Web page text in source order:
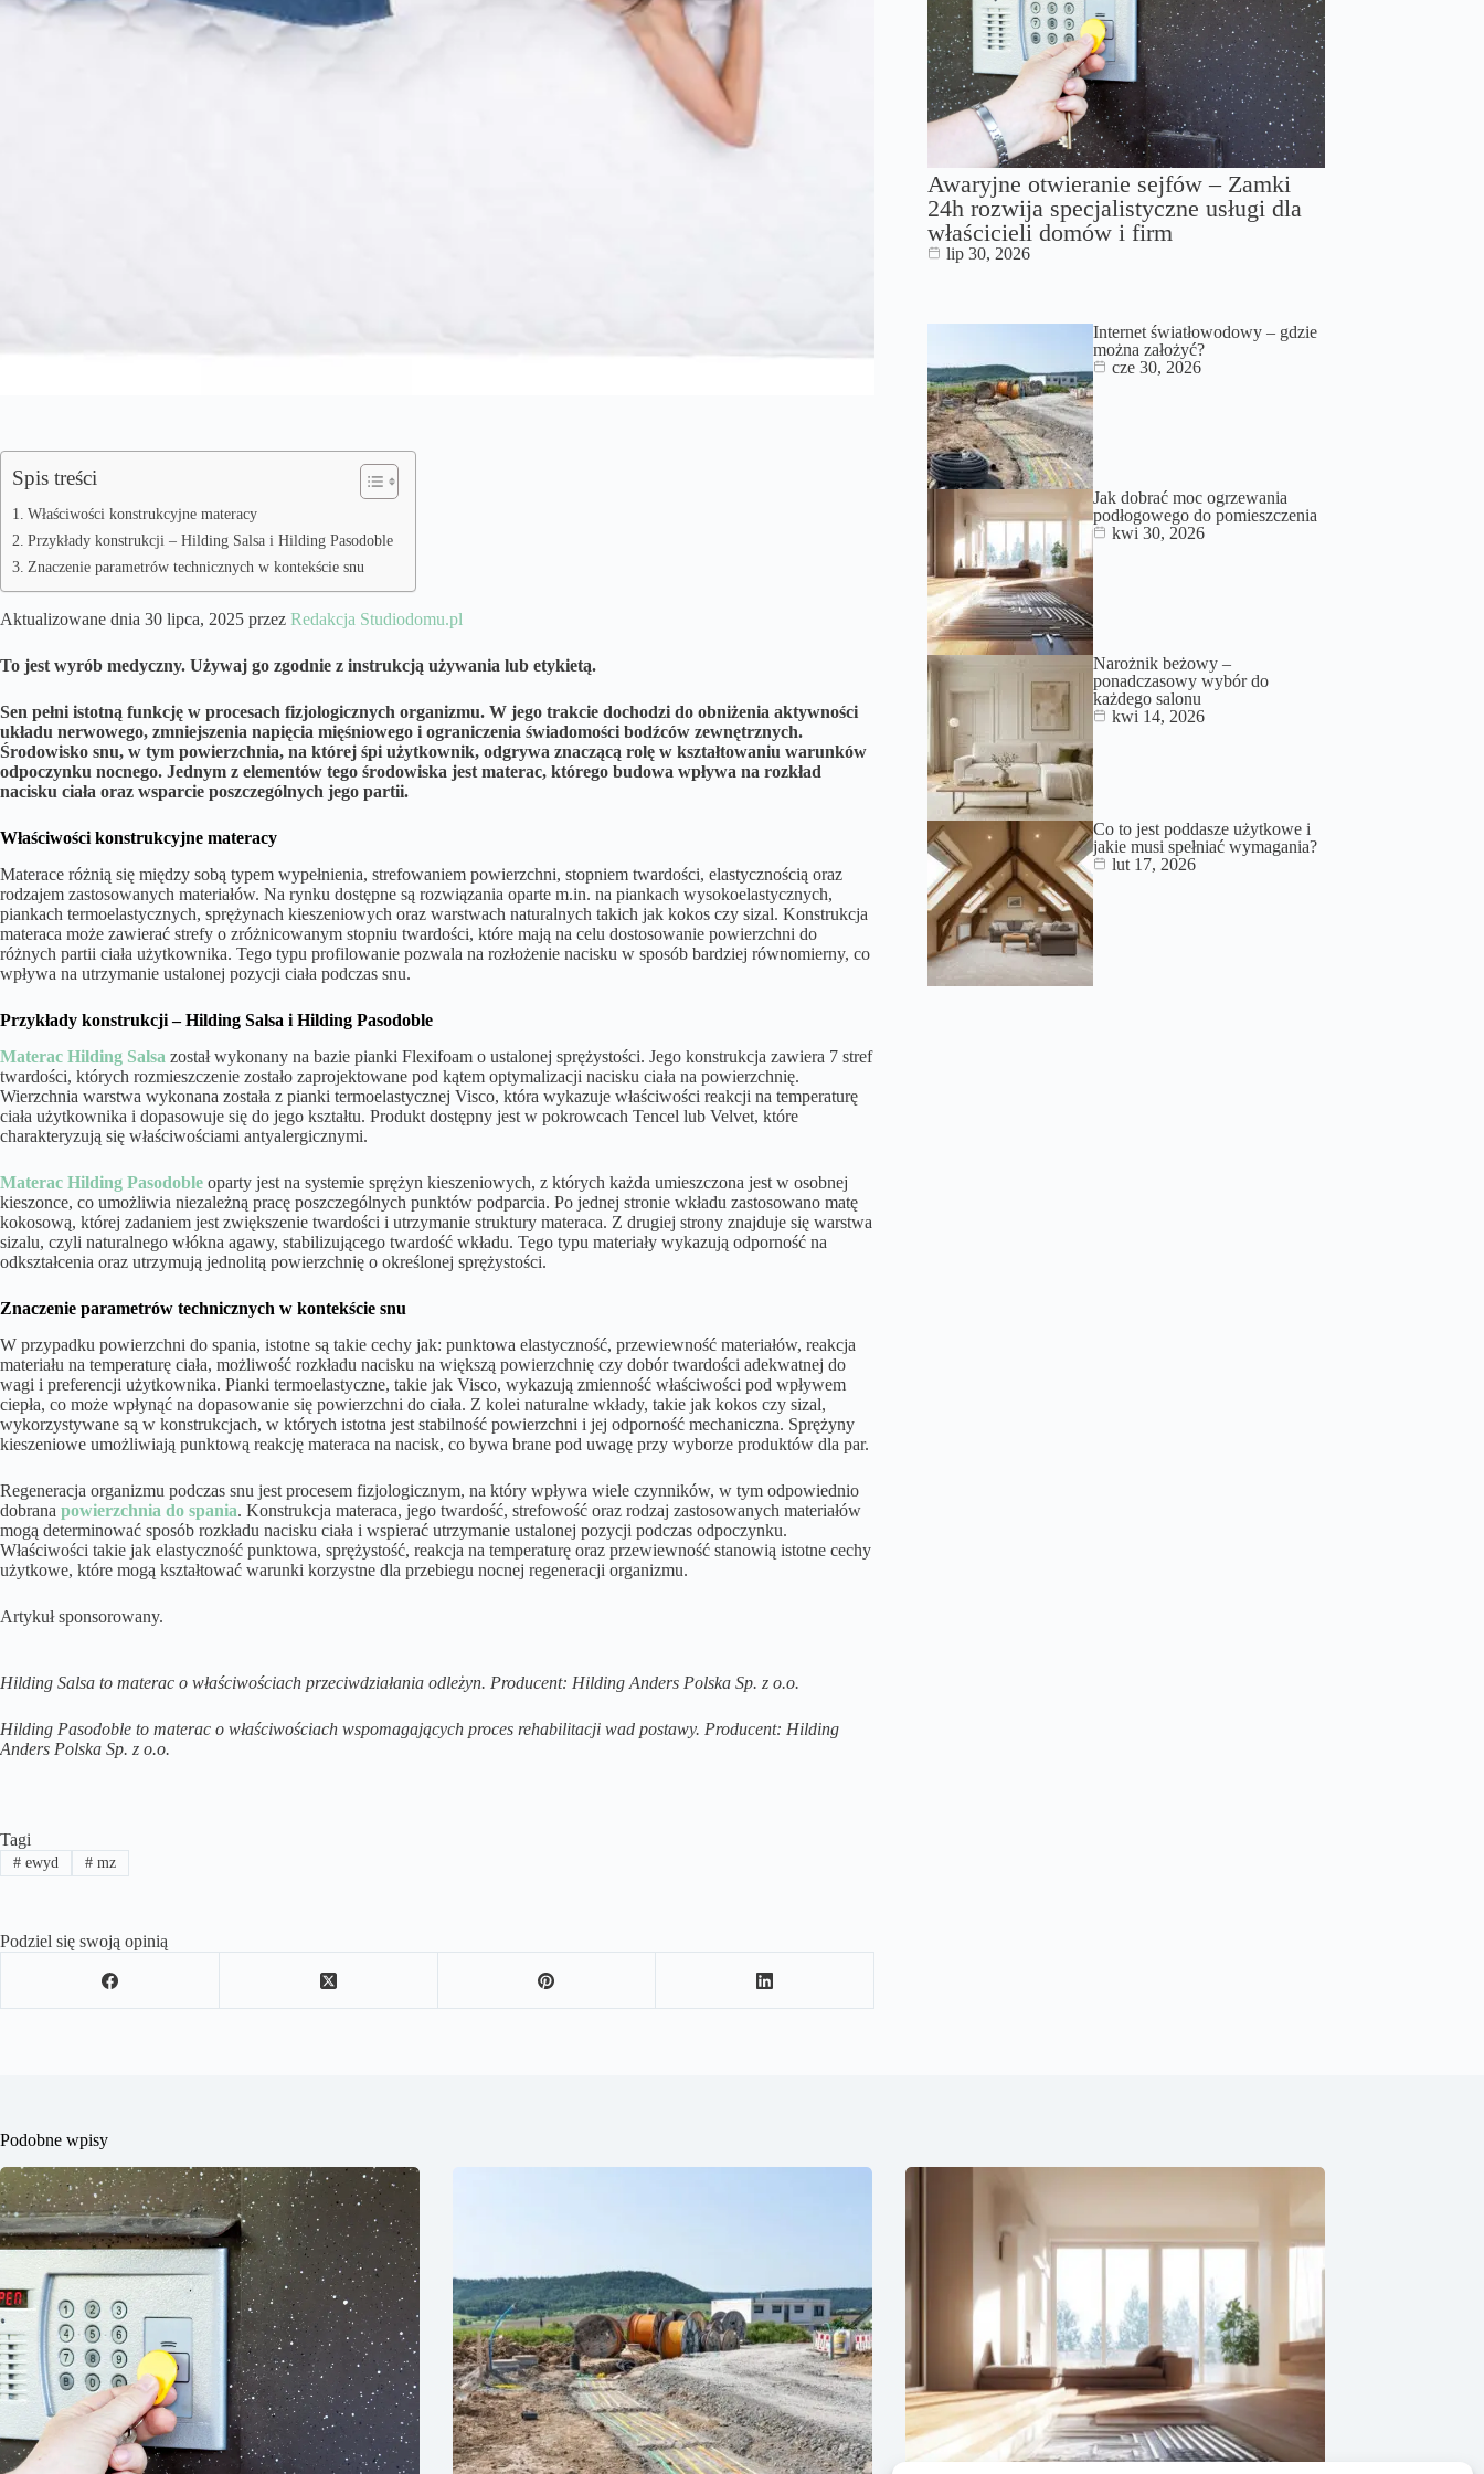
Spis treści
Właściwości konstrukcyjne materacy
Przykłady konstrukcji – Hilding Salsa i Hilding Pasodoble
Znaczenie parametrów technicznych w kontekście snu
Aktualizowane dnia 30 lipca, 2025 przez Redakcja Studiodomu.pl
To jest wyrób medyczny. Używaj go zgodnie z instrukcją używania lub etykietą.
Sen pełni istotną funkcję w procesach fizjologicznych organizmu. W jego trakcie dochodzi do obniżenia aktywności
układu nerwowego, zmniejszenia napięcia mięśniowego i ograniczenia świadomości bodźców zewnętrznych.
Środowisko snu, w tym powierzchnia, na której śpi użytkownik, odgrywa znaczącą rolę w kształtowaniu warunków
odpoczynku nocnego. Jednym z elementów tego środowiska jest materac, którego budowa wpływa na rozkład
nacisku ciała oraz wsparcie poszczególnych jego partii.
Właściwości konstrukcyjne materacy
Materace różnią się między sobą typem wypełnienia, strefowaniem powierzchni, stopniem twardości, elastycznością oraz
rodzajem zastosowanych materiałów. Na rynku dostępne są rozwiązania oparte m.in. na piankach wysokoelastycznych,
piankach termoelastycznych, sprężynach kieszeniowych oraz warstwach naturalnych takich jak kokos czy sizal. Konstrukcja
materaca może zawierać strefy o zróżnicowanym stopniu twardości, które mają na celu dostosowanie powierzchni do
różnych partii ciała użytkownika. Tego typu profilowanie pozwala na rozłożenie nacisku w sposób bardziej równomierny, co
wpływa na utrzymanie ustalonej pozycji ciała podczas snu.
Przykłady konstrukcji – Hilding Salsa i Hilding Pasodoble
Materac Hilding Salsa został wykonany na bazie pianki Flexifoam o ustalonej sprężystości. Jego konstrukcja zawiera 7 stref
twardości, których rozmieszczenie zostało zaprojektowane pod kątem optymalizacji nacisku ciała na powierzchnię.
Wierzchnia warstwa wykonana została z pianki termoelastycznej Visco, która wykazuje właściwości reakcji na temperaturę
ciała użytkownika i dopasowuje się do jego kształtu. Produkt dostępny jest w pokrowcach Tencel lub Velvet, które
charakteryzują się właściwościami antyalergicznymi.
Materac Hilding Pasodoble oparty jest na systemie sprężyn kieszeniowych, z których każda umieszczona jest w osobnej
kieszonce, co umożliwia niezależną pracę poszczególnych punktów podparcia. Po jednej stronie wkładu zastosowano matę
kokosową, której zadaniem jest zwiększenie twardości i utrzymanie struktury materaca. Z drugiej strony znajduje się warstwa
sizalu, czyli naturalnego włókna agawy, stabilizującego twardość wkładu. Tego typu materiały wykazują odporność na
odkształcenia oraz utrzymują jednolitą powierzchnię o określonej sprężystości.
Znaczenie parametrów technicznych w kontekście snu
W przypadku powierzchni do spania, istotne są takie cechy jak: punktowa elastyczność, przewiewność materiałów, reakcja
materiału na temperaturę ciała, możliwość rozkładu nacisku na większą powierzchnię czy dobór twardości adekwatnej do
wagi i preferencji użytkownika. Pianki termoelastyczne, takie jak Visco, wykazują zmienność właściwości pod wpływem
ciepła, co może wpłynąć na dopasowanie się powierzchni do ciała. Z kolei naturalne wkłady, takie jak kokos czy sizal,
wykorzystywane są w konstrukcjach, w których istotna jest stabilność powierzchni i jej odporność mechaniczna. Sprężyny
kieszeniowe umożliwiają punktową reakcję materaca na nacisk, co bywa brane pod uwagę przy wyborze produktów dla par.
Regeneracja organizmu podczas snu jest procesem fizjologicznym, na który wpływa wiele czynników, w tym odpowiednio
dobrana powierzchnia do spania. Konstrukcja materaca, jego twardość, strefowość oraz rodzaj zastosowanych materiałów
mogą determinować sposób rozkładu nacisku ciała i wspierać utrzymanie ustalonej pozycji podczas odpoczynku.
Właściwości takie jak elastyczność punktowa, sprężystość, reakcja na temperaturę oraz przewiewność stanowią istotne cechy
użytkowe, które mogą kształtować warunki korzystne dla przebiegu nocnej regeneracji organizmu.
Artykuł sponsorowany.
Hilding Salsa to materac o właściwościach przeciwdziałania odleżyn. Producent: Hilding Anders Polska Sp. z o.o.
Hilding Pasodoble to materac o właściwościach wspomagających proces rehabilitacji wad postawy. Producent: Hilding
Anders Polska Sp. z o.o.
Tagi
#ewyd #mz
Podziel się swoją opinią
Awaryjne otwieranie sejfów – Zamki
24h rozwija specjalistyczne usługi dla
właścicieli domów i firm
lip 30, 2026
Internet światłowodowy – gdzie
można założyć?
cze 30, 2026
Jak dobrać moc ogrzewania
podłogowego do pomieszczenia
kwi 30, 2026
Narożnik beżowy –
ponadczasowy wybór do
każdego salonu
kwi 14, 2026
Co to jest poddasze użytkowe i
jakie musi spełniać wymagania?
lut 17, 2026
Podobne wpisy